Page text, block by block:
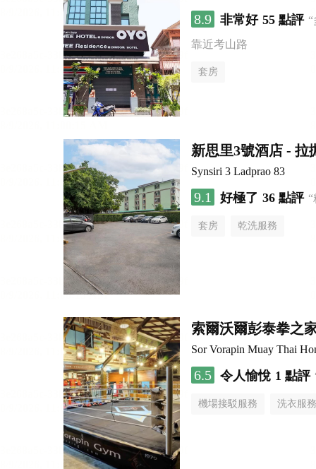
8.9 非常好 55 點評
靠近考山路
套房
新思里3號酒店 - 拉
Synsiri 3 Ladprao 83
9.1 好極了 36 點評
套房 乾洗服務
索爾沃爾彭泰拳之
Sor Vorapin Muay Thai
6.5 令人愉悅 1 點評
機場接駁服務 洗衣服務